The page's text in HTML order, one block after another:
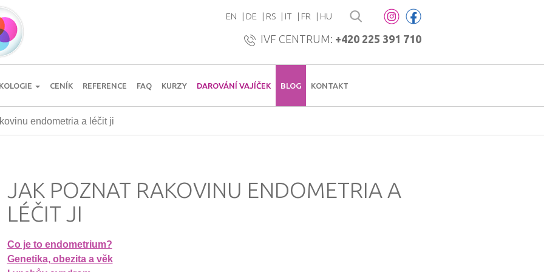
EN DE RS IT FR HU
IVF CENTRUM: +420 225 391 710
CENÍK REFERENCE FAQ KURZY DAROVÁNÍ VAJÍČEK BLOG KONTAKT
endometria a léčit ji
JAK POZNAT RAKOVINU ENDOMETRIA A
LÉČIT JI
Co je to endometrium?
Genetika, obezita a věk